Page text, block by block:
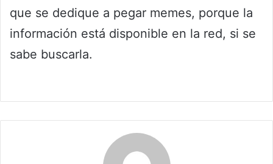
que se dedique a pegar memes, porque la
información está disponible en la red, si se
sabe buscarla.